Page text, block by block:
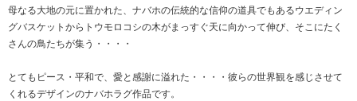
母なる大地の元に置かれた、ナバホの伝統的な信仰の道具でもあるウエディン
グバスケットからトウモロコシの木がまっすぐ天に向かって伸び、そこにたく
さんの鳥たちが集う・・・・
とてもピース・平和で、愛と感謝に溢れた・・・・彼らの世界観を感じさせて
くれるデザインのナバホラグ作品です。